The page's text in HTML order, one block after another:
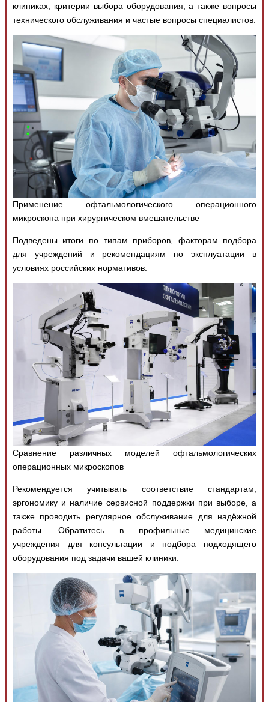
клиниках, критерии выбора оборудования, а также вопросы
технического обслуживания и частые вопросы специалистов.
Применение офтальмологического операционного
микроскопа при хирургическом вмешательстве
Подведены итоги по типам приборов, факторам подбора
для учреждений и рекомендациям по эксплуатации в
условиях российских нормативов.
Сравнение различных моделей офтальмологических
операционных микроскопов
Рекомендуется учитывать соответствие стандартам,
эргономику и наличие сервисной поддержки при выборе, а
также проводить регулярное обслуживание для надёжной
работы. Обратитесь в профильные медицинские
учреждения для консультации и подбора подходящего
оборудования под задачи вашей клиники.